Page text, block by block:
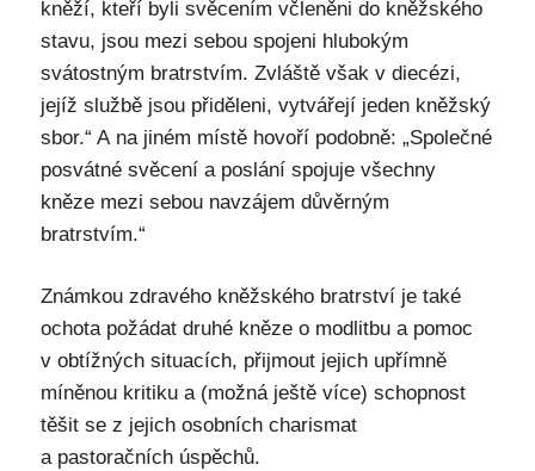
kněží, kteří byli svěcením včleněni do kněžského
stavu, jsou mezi sebou spojeni hlubokým
svátostným bratrstvím. Zvláště však v diecézi,
jejíž službě jsou přiděleni, vytvářejí jeden kněžský
sbor.“ A na jiném místě hovoří podobně: „Společné
posvátné svěcení a poslání spojuje všechny
kněze mezi sebou navzájem důvěrným
bratrstvím.“
Známkou zdravého kněžského bratrství je také
ochota požádat druhé kněze o modlitbu a pomoc
v obtížných situacích, přijmout jejich upřímně
míněnou kritiku a (možná ještě více) schopnost
těšit se z jejich osobních charismat
a pastoračních úspěchů.